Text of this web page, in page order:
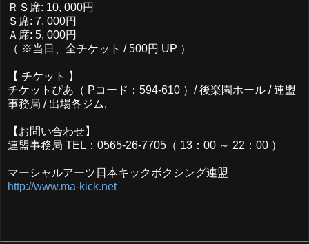
ＲＳ席: 10, 000円
Ｓ席: 7, 000円
Ａ席: 5, 000円
（ ※当日、全チケット / 500円 UP ）
【 チケット 】
チケットぴあ（ Pコード：594-610 ）/ 後楽園ホール / 連盟
事務局 / 出場各ジム,
【お問い合わせ】
連盟事務局 TEL：0565-26-7705（ 13：00 ～ 22：00 ）
マーシャルアーツ日本キックボクシング連盟
http://www.ma-kick.net